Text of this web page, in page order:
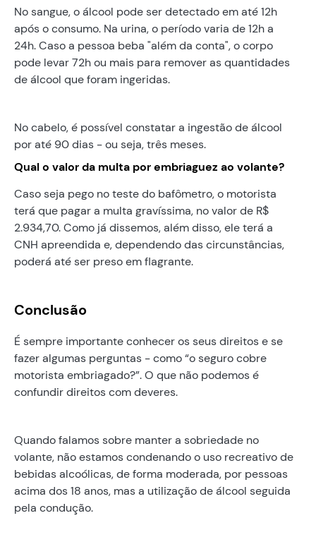
No sangue, o álcool pode ser detectado em até 12h
após o consumo. Na urina, o período varia de 12h a
24h. Caso a pessoa beba "além da conta", o corpo
pode levar 72h ou mais para remover as quantidades
de álcool que foram ingeridas.
No cabelo, é possível constatar a ingestão de álcool
por até 90 dias - ou seja, três meses.
Qual o valor da multa por embriaguez ao volante?
Caso seja pego no teste do bafômetro, o motorista
terá que pagar a multa gravíssima, no valor de R$
2.934,70. Como já dissemos, além disso, ele terá a
CNH apreendida e, dependendo das circunstâncias,
poderá até ser preso em flagrante.
Conclusão
É sempre importante conhecer os seus direitos e se
fazer algumas perguntas - como “o seguro cobre
motorista embriagado?”. O que não podemos é
confundir direitos com deveres.
Quando falamos sobre manter a sobriedade no
volante, não estamos condenando o uso recreativo de
bebidas alcoólicas, de forma moderada, por pessoas
acima dos 18 anos, mas a utilização de álcool seguida
pela condução.